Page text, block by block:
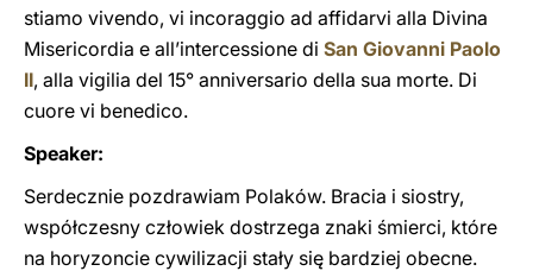
stiamo vivendo, vi incoraggio ad affidarvi alla Divina
Misericordia e all’intercessione di San Giovanni Paolo
II, alla vigilia del 15° anniversario della sua morte. Di
cuore vi benedico.
Speaker:
Serdecznie pozdrawiam Polaków. Bracia i siostry,
współczesny człowiek dostrzega znaki śmierci, które
na horyzoncie cywilizacji stały się bardziej obecne.